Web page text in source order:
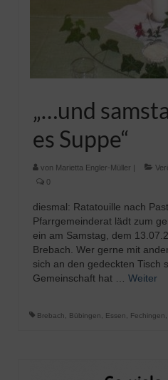
„…und
es Suppe“
von Marietta Engler-Müller |
0
diesmal: Ratatouille nach
Pfarrgemeinderat lädt zum
ein am Samstag, dem
Brebach. Wer gerne mit
sich an den gedeckten Tisch
Gemeinschaft hat … Weiter
Brebach Bübingen Essen Fechingen